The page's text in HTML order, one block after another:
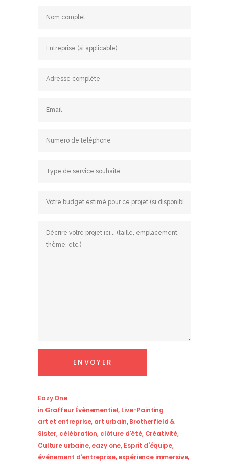
Eazy One
in Graffeur Évènementiel, Live-Painting
art et entreprise, art urbain,Brotherfield &
Sister, célébration, clôture d'été, Créativité,
Culture urbaine,eazy one, Esprit d'équipe,
événement d'entreprise,expérience immersive,